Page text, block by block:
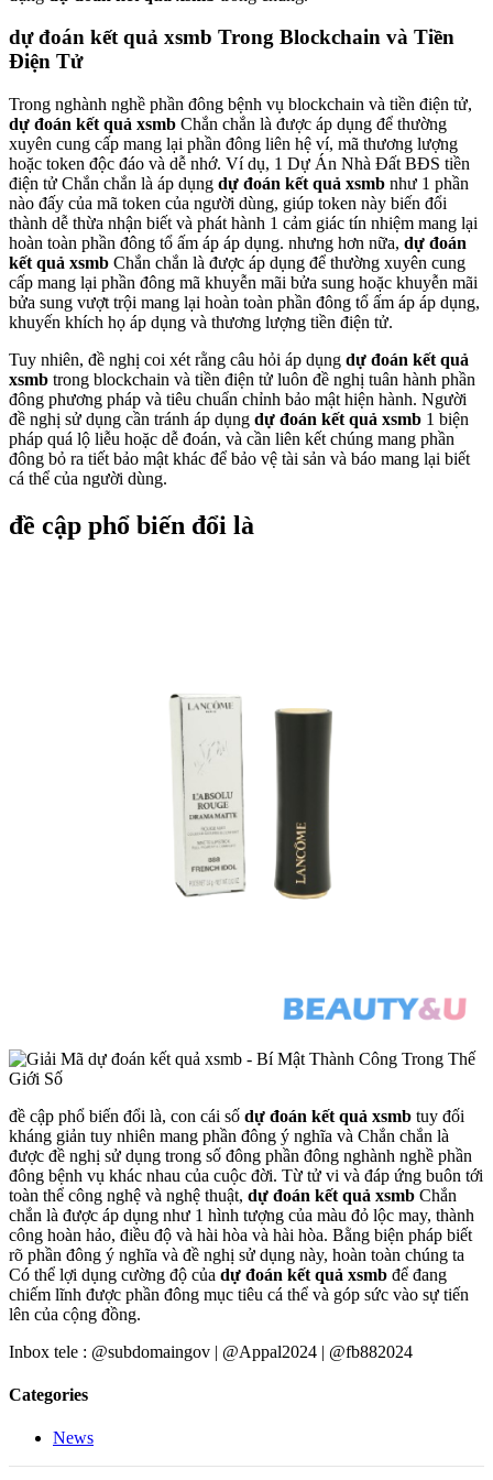
dự đoán kết quả xsmb Trong Blockchain và Tiền
Điện Tử
Trong nghành nghề phần đông bệnh vụ blockchain và tiền điện tử,
dự đoán kết quả xsmb Chắn chắn là được áp dụng để thường
xuyên cung cấp mang lại phần đông liên hệ ví, mã thương lượng
hoặc token độc đáo và dễ nhớ. Ví dụ, 1 Dự Án Nhà Đất BĐS tiền
điện tử Chắn chắn là áp dụng dự đoán kết quả xsmb như 1 phần
nào đấy của mã token của người dùng, giúp token này biến đổi
thành dễ thừa nhận biết và phát hành 1 cảm giác tín nhiệm mang lại
hoàn toàn phần đông tổ ấm áp áp dụng. nhưng hơn nữa, dự đoán
kết quả xsmb Chắn chắn là được áp dụng để thường xuyên cung
cấp mang lại phần đông mã khuyễn mãi bửa sung hoặc khuyễn mãi
bửa sung vượt trội mang lại hoàn toàn phần đông tổ ấm áp áp dụng,
khuyến khích họ áp dụng và thương lượng tiền điện tử.
Tuy nhiên, đề nghị coi xét rằng câu hỏi áp dụng dự đoán kết quả
xsmb trong blockchain và tiền điện tử luôn đề nghị tuân hành phần
đông phương pháp và tiêu chuẩn chỉnh bảo mật hiện hành. Người
đề nghị sử dụng cần tránh áp dụng dự đoán kết quả xsmb 1 biện
pháp quá lộ liễu hoặc dễ đoán, và cần liên kết chúng mang phần
đông bỏ ra tiết bảo mật khác để bảo vệ tài sản và báo mang lại biết
cá thể của người dùng.
đề cập phổ biến đổi là
đề cập phổ biến đổi là, con cái số dự đoán kết quả xsmb tuy đối
kháng giản tuy nhiên mang phần đông ý nghĩa và Chắn chắn là
được đề nghị sử dụng trong số đông phần đông nghành nghề phần
đông bệnh vụ khác nhau của cuộc đời. Từ tử vi và đáp ứng buôn tới
toàn thể công nghệ và nghệ thuật, dự đoán kết quả xsmb Chắn
chắn là được áp dụng như 1 hình tượng của màu đỏ lộc may, thành
công hoàn hảo, điều độ và hài hòa và hài hòa. Bằng biện pháp biết
rõ phần đông ý nghĩa và đề nghị sử dụng này, hoàn toàn chúng ta
Có thể lợi dụng cường độ của dự đoán kết quả xsmb để đang
chiếm lĩnh được phần đông mục tiêu cá thể và góp sức vào sự tiến
lên của cộng đồng.
Inbox tele : @subdomaingov | @Appal2024 | @fb882024
Categories
News